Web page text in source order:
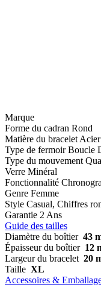
Marque
Forme du cadran Rond
Matière du bracelet
Type de fermoir Boucle
Type du mouvement
Verre Minéral
Fonctionnalité
Genre Femme
Style Casual, Chiffres
Garantie 2 Ans
Guide des tailles
Diamètre du boîtier 43
Épaisseur du boîtier 12
Largeur du bracelet 20
Taille XL
Accessoires &